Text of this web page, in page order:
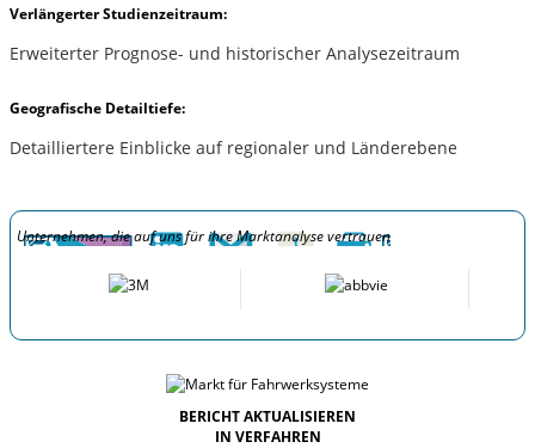
Verlängerter Studienzeitraum:
Erweiterter Prognose- und historischer Analysezeitraum
Geografische Detailtiefe:
Detailliertere Einblicke auf regionaler und Länderebene
Unternehmen, die auf uns für ihre Marktanalyse vertrauen
BERICHT AKTUALISIEREN
IN VERFAHREN